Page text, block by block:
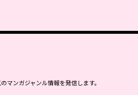
マンガジャンル情報を発信します。